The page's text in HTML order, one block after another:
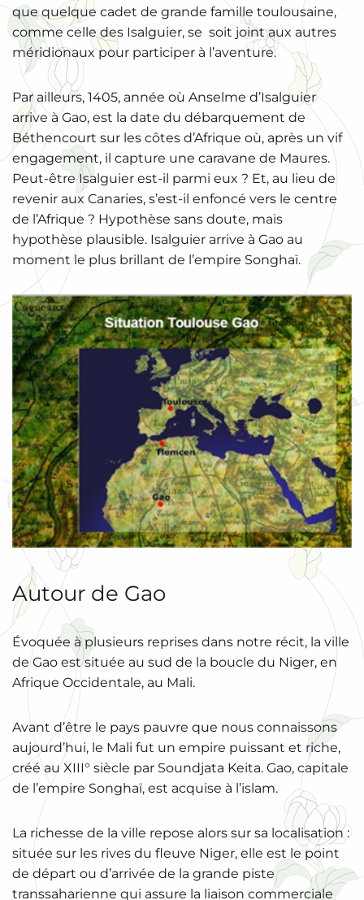
que quelque cadet de grande famille toulousaine,
comme celle des Isalguier, se soit joint aux autres
méridionaux pour participer à l’aventure.
Par ailleurs, 1405, année où Anselme d’Isalguier
arrive à Gao, est la date du débarquement de
Béthencourt sur les côtes d’Afrique où, après un vif
engagement, il capture une caravane de Maures.
Peut-être Isalguier est-il parmi eux ? Et, au lieu de
revenir aux Canaries, s’est-il enfoncé vers le centre
de l’Afrique ? Hypothèse sans doute, mais
hypothèse plausible. Isalguier arrive à Gao au
moment le plus brillant de l’empire Songhaï.
Autour de Gao
Évoquée à plusieurs reprises dans notre récit, la ville
de Gao est située au sud de la boucle du Niger, en
Afrique Occidentale, au Mali.
Avant d’être le pays pauvre que nous connaissons
aujourd’hui, le Mali fut un empire puissant et riche,
créé au XIII° siècle par Soundjata Keita. Gao, capitale
de l’empire Songhaï, est acquise à l’islam.
La richesse de la ville repose alors sur sa localisation :
située sur les rives du fleuve Niger, elle est le point
de départ ou d’arrivée de la grande piste
transsaharienne qui assure la liaison commerciale